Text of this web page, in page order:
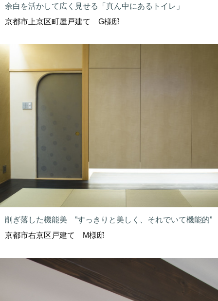
余白を活かして広く見せる「真ん中にあるトイレ」
京都市上京区町屋戸建て G様邸
削ぎ落した機能美 ”すっきりと美しく、それでいて機能的”
京都市右京区戸建て M様邸